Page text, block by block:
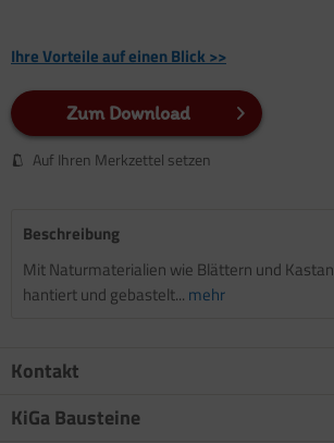
Ihre Vorteile auf einen Blick >>
Zum Download
Auf Ihren Merkzettel setzen
Beschreibung
Mit Naturmaterialien wie Blättern und
hantiert und gebastelt... mehr
Kontakt
KiGa Bausteine